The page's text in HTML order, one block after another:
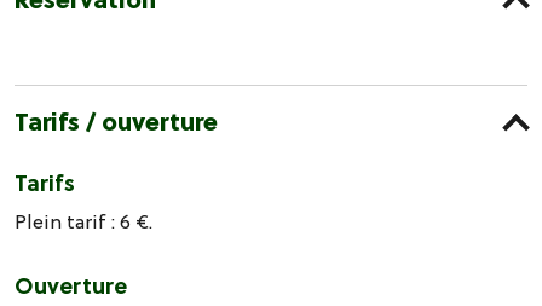
Tarifs / ouverture
Tarifs
Plein tarif : 6 €.
Ouverture